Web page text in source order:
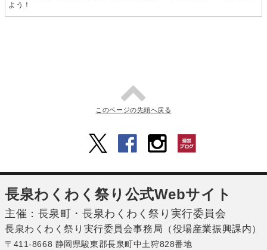
よう！
このページの先頭へ戻る
長泉わくわく祭り公式Webサイト
主催：長泉町・長泉わくわく祭り実行委員会
長泉わくわく祭り実行委員会事務局（役場産業振興課内）
〒411-8668 静岡県駿東郡長泉町中土狩828番地